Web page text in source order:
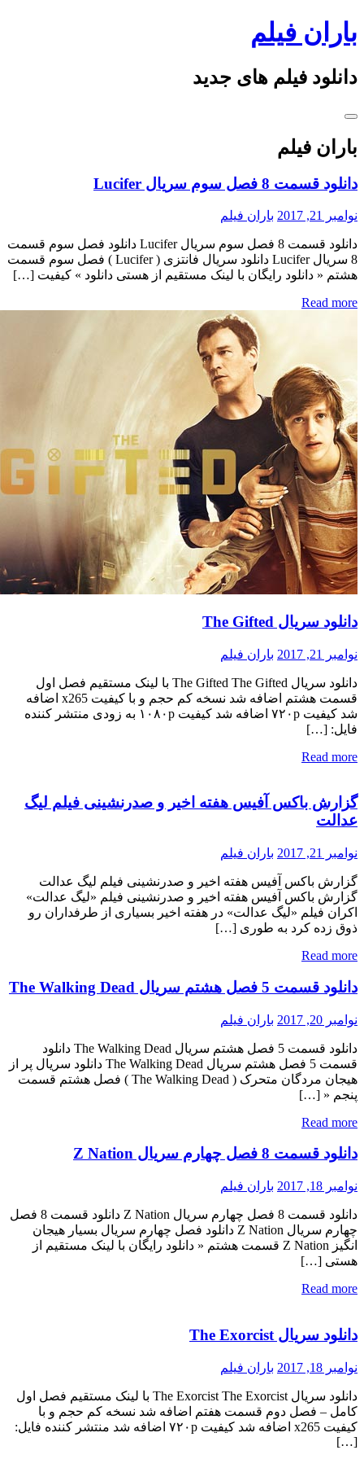
Skip
to
content
باران فیلم
دانلود فیلم های جدید
باران فیلم
دانلود قسمت 8 فصل سوم سریال Lucifer
نوامبر 21, 2017 باران فیلم
دانلود قسمت 8 فصل سوم سریال Lucifer دانلود فصل سوم قسمت
8 سریال Lucifer دانلود سریال فانتزی ( Lucifer ) فصل سوم قسمت
هشتم « دانلود رایگان با لینک مستقیم از هستی دانلود » کیفیت […]
Read more
دانلود سریال The Gifted
نوامبر 21, 2017 باران فیلم
دانلود سریال The Gifted The Gifted با لینک مستقیم فصل اول
قسمت هشتم اضافه شد نسخه کم حجم و با کیفیت x265 اضافه
شد کیفیت ۷۲۰p اضافه شد کیفیت ۱۰۸۰p به زودی منتشر کننده
فایل: […]
Read more
گزارش باکس آفیس هفته اخیر و صدرنشینی فیلم لیگ
عدالت
نوامبر 21, 2017 باران فیلم
گزارش باکس آفیس هفته اخیر و صدرنشینی فیلم لیگ عدالت
گزارش باکس آفیس هفته اخیر و صدرنشینی فیلم «لیگ عدالت»
اکران فیلم «لیگ عدالت» در هفته اخیر بسیاری از طرفداران رو
ذوق زده کرد به طوری […]
Read more
دانلود قسمت 5 فصل هشتم سریال The Walking Dead
نوامبر 20, 2017 باران فیلم
دانلود قسمت 5 فصل هشتم سریال The Walking Dead دانلود
قسمت 5 فصل هشتم سریال The Walking Dead دانلود سریال پر از
هیجان مردگان متحرک ( The Walking Dead ) فصل هشتم قسمت
پنجم « […]
Read more
دانلود قسمت 8 فصل چهارم سریال Z Nation
نوامبر 18, 2017 باران فیلم
دانلود قسمت 8 فصل چهارم سریال Z Nation دانلود قسمت 8 فصل
چهارم سریال Z Nation دانلود فصل چهارم سریال بسیار هیجان
انگیز Z Nation قسمت هشتم « دانلود رایگان با لینک مستقیم از
هستی […]
Read more
دانلود سریال The Exorcist
نوامبر 18, 2017 باران فیلم
دانلود سریال The Exorcist The Exorcist با لینک مستقیم فصل اول
کامل – فصل دوم قسمت هفتم اضافه شد نسخه کم حجم و با
کیفیت x265 اضافه شد کیفیت ۷۲۰p اضافه شد منتشر کننده فایل:
[…]